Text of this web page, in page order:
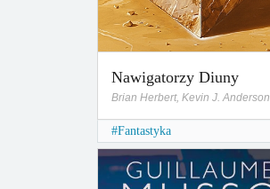
Nawigatorzy Diuny
Brian Herbert, Kevin J. Anderson
Fantastyka